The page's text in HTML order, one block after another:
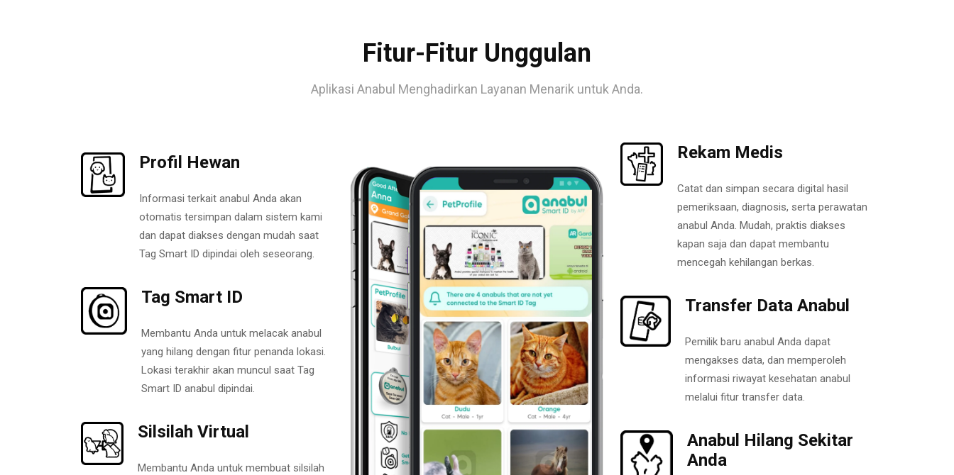
Fitur-Fitur Unggulan
Aplikasi Anabul Menghadirkan Layanan Menarik untuk Anda.
Profil Hewan
Informasi terkait anabul Anda akan
otomatis tersimpan dalam sistem kami
dan dapat diakses dengan mudah saat
Tag Smart ID dipindai oleh seseorang.
Tag Smart ID
Membantu Anda untuk melacak anabul
yang hilang dengan fitur penanda lokasi.
Lokasi terakhir akan muncul saat Tag
Smart ID anabul dipindai.
Silsilah Virtual
Membantu Anda untuk membuat silsilah
Rekam Medis
Catat dan simpan secara digital hasil
pemeriksaan, diagnosis, serta perawatan
anabul Anda. Mudah, praktis diakses
kapan saja dan dapat membantu
mencegah kehilangan berkas.
Transfer Data Anabul
Pemilik baru anabul Anda dapat
mengakses data, dan memperoleh
informasi riwayat kesehatan anabul
melalui fitur transfer data.
Anabul Hilang Sekitar
Anda